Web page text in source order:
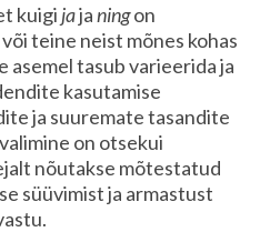
kuigi jajaningon
teine neist mõnes kohas
asemel tasub varieerida ja
kasutamise
ja suuremate tasandite
valimine on otsekui
nõutakse mõtestatud
süüvimist ja armastust